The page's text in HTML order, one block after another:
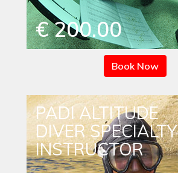
€ 200.00
Book Now
PADI ALTITUDE
DIVER SPECIALTY
INSTRUCTOR